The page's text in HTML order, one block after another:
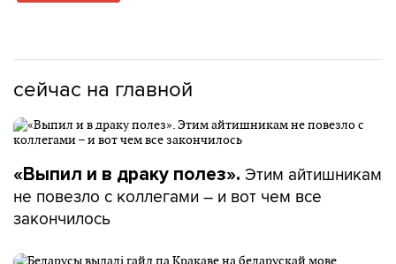
сейчас на главной
«Выпил и в драку полез». Этим айтишникам
не повезло с коллегами – и вот чем все
закончилось